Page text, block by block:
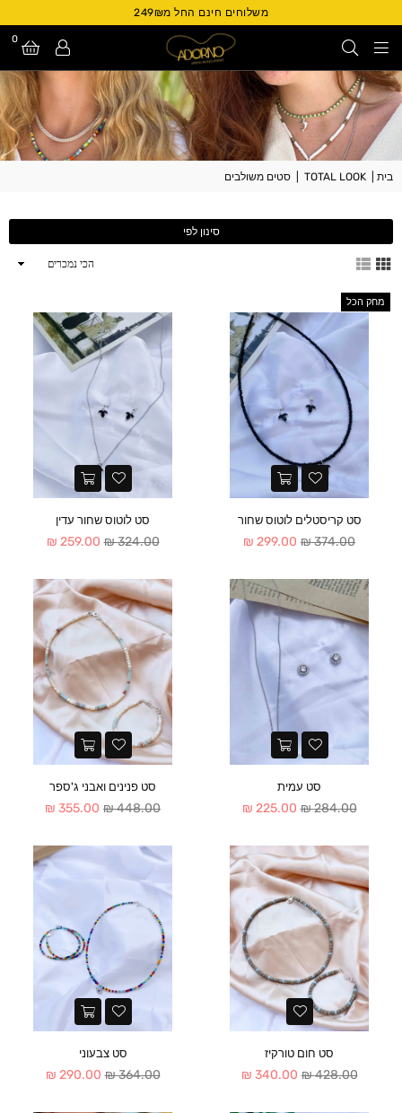
משלוחים חינם החל מ249₪
Adorno
Israel
0
בית TOTAL LOOK סטים משולבים
סינון לפי
ארגן
מחק הכל
סט קריסטלים לוטוס שחור
מחיר
374.00 ₪
299.00 ₪
סט לוטוס שחור עדין
מחיר
324.00 ₪
259.00 ₪
סט עמית
מחיר
284.00 ₪
225.00 ₪
סט פנינים ואבני ג'ספר
מחיר
448.00 ₪
355.00 ₪
סט חום טורקיז
מחיר
428.00 ₪
340.00 ₪
סט צבעוני
מחיר
364.00 ₪
290.00 ₪